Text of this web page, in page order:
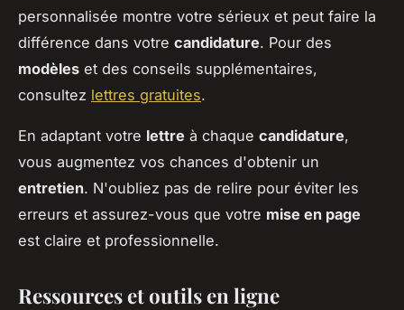
personnalisée montre votre sérieux et peut faire la
différence dans votre candidature. Pour des
modèles et des conseils supplémentaires,
consultez lettres gratuites.
En adaptant votre lettre à chaque candidature,
vous augmentez vos chances d'obtenir un
entretien. N'oubliez pas de relire pour éviter les
erreurs et assurez-vous que votre mise en page
est claire et professionnelle.
Ressources et outils en ligne